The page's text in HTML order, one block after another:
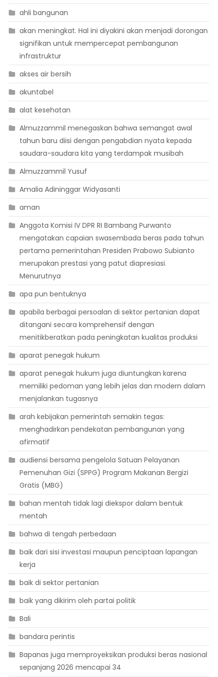
ahli bangunan
akan meningkat. Hal ini diyakini akan menjadi dorongan
signifikan untuk mempercepat pembangunan
infrastruktur
akses air bersih
akuntabel
alat kesehatan
Almuzzammil menegaskan bahwa semangat awal
tahun baru diisi dengan pengabdian nyata kepada
saudara-saudara kita yang terdampak musibah
Almuzzammil Yusuf
Amalia Adininggar Widyasanti
aman
Anggota Komisi IV DPR RI Bambang Purwanto
mengatakan capaian swasembada beras pada tahun
pertama pemerintahan Presiden Prabowo Subianto
merupakan prestasi yang patut diapresiasi.
Menurutnya
apa pun bentuknya
apabila berbagai persoalan di sektor pertanian dapat
ditangani secara komprehensif dengan
menitikberatkan pada peningkatan kualitas produksi
aparat penegak hukum
aparat penegak hukum juga diuntungkan karena
memiliki pedoman yang lebih jelas dan modern dalam
menjalankan tugasnya
arah kebijakan pemerintah semakin tegas:
menghadirkan pendekatan pembangunan yang
afirmatif
audiensi bersama pengelola Satuan Pelayanan
Pemenuhan Gizi (SPPG) Program Makanan Bergizi
Gratis (MBG)
bahan mentah tidak lagi diekspor dalam bentuk
mentah
bahwa di tengah perbedaan
baik dari sisi investasi maupun penciptaan lapangan
kerja
baik di sektor pertanian
baik yang dikirim oleh partai politik
Bali
bandara perintis
Bapanas juga memproyeksikan produksi beras nasional
sepanjang 2026 mencapai 34